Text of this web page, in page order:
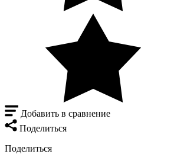
Добавить в сравнение
Поделиться
Поделиться